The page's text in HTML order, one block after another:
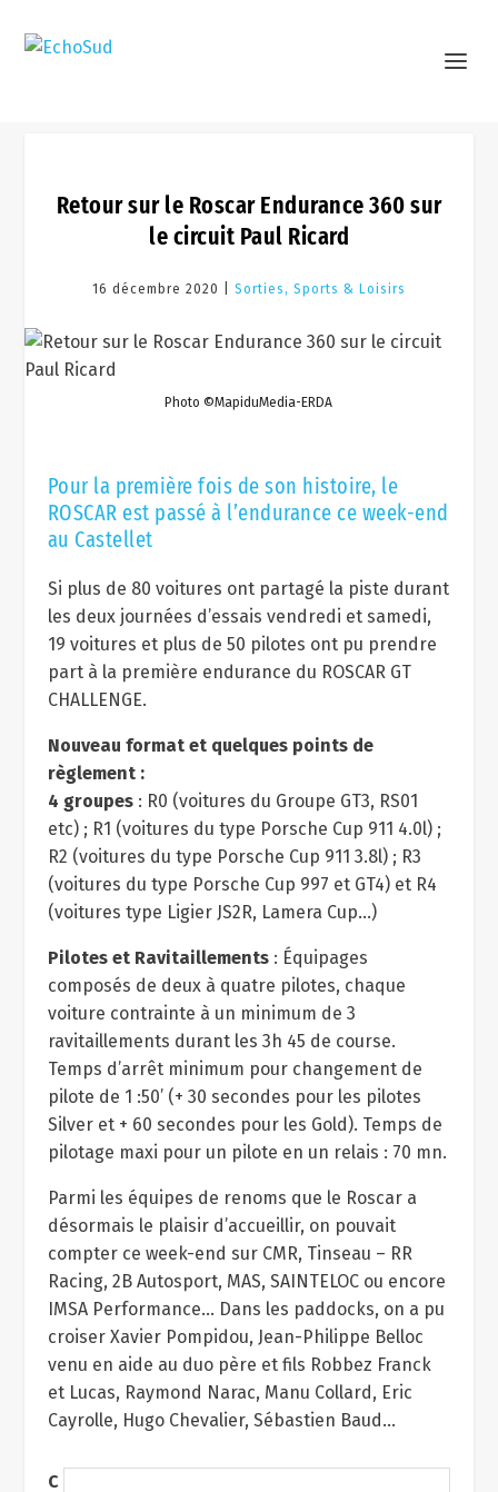
Retour sur le Roscar Endurance 360 sur
le circuit Paul Ricard
16 décembre 2020 | Sorties, Sports & Loisirs
Photo ©MapiduMedia-ERDA
Pour la première fois de son histoire, le
ROSCAR est passé à l’endurance ce week-end
au Castellet
Si plus de 80 voitures ont partagé la piste durant
les deux journées d’essais vendredi et samedi,
19 voitures et plus de 50 pilotes ont pu prendre
part à la première endurance du ROSCAR GT
CHALLENGE.
Nouveau format et quelques points de
règlement :
4 groupes: R0 (voitures du Groupe GT3, RS01
etc) ; R1 (voitures du type Porsche Cup 911 4.0l) ;
R2 (voitures du type Porsche Cup 911 3.8l) ; R3
(voitures du type Porsche Cup 997 et GT4) et R4
(voitures type Ligier JS2R, Lamera Cup…)
Pilotes et Ravitaillements: Équipages
composés de deux à quatre pilotes, chaque
voiture contrainte à un minimum de 3
ravitaillements durant les 3h 45 de course.
Temps d’arrêt minimum pour changement de
pilote de 1 :50’ (+ 30 secondes pour les pilotes
Silver et + 60 secondes pour les Gold). Temps de
pilotage maxi pour un pilote en un relais : 70 mn.
Parmi les équipes de renoms que le Roscar a
désormais le plaisir d’accueillir, on pouvait
compter ce week-end sur CMR, Tinseau – RR
Racing, 2B Autosport, MAS, SAINTELOC ou encore
IMSA Performance… Dans les paddocks, on a pu
croiser Xavier Pompidou, Jean-Philippe Belloc
venu en aide au duo père et fils Robbez Franck
et Lucas, Raymond Narac, Manu Collard, Eric
Cayrolle, Hugo Chevalier, Sébastien Baud…
C